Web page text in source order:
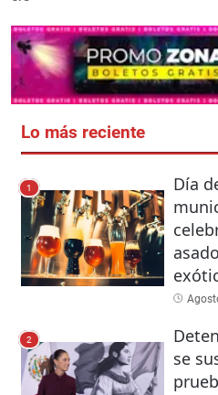
Lo más reciente
1
Día
2
se